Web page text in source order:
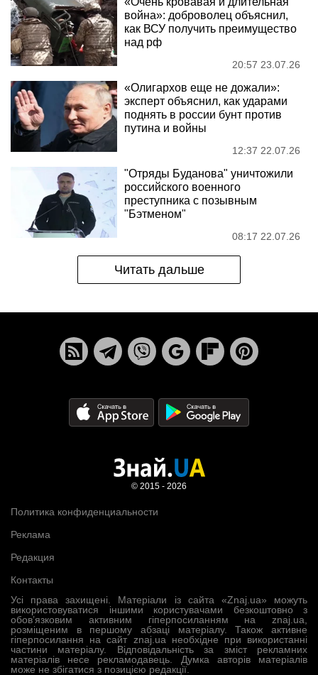
война»: доброволец объяснил,
как ВСУ получить преимущество
над рф
20:57 23.07.26
«Олигархов еще не дожали»:
эксперт объяснил, как ударами
поднять в россии бунт против
путина и войны
12:37 22.07.26
"Отряды Буданова" уничтожили
российского военного
преступника с позывным
"Бэтменом"
08:17 22.07.26
Читать дальше
Усі права захищені. Матеріали із сайта «Znaj.ua» можуть
використовуватися іншими користувачами безкоштовно з
обов’язковим активним гіперпосиланням на znaj.ua,
розміщеним в першому абзаці матеріалу. Також активне
гіперпосилання на сайт znaj.ua необхідне при використанні
частини матеріалу. Відповідальність за зміст рекламних
матеріалів несе рекламодавець. Думка авторів матеріалів
може не збігатися з позицією редакції.
Политика конфиденциальности
Реклама
Редакция
Контакты
© 2015 - 2026